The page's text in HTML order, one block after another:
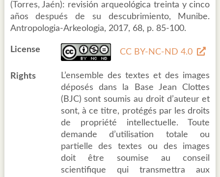
(Torres, Jaén): revisión arqueológica treinta y cinco
años después de su descubrimiento, Munibe.
Antropologia-Arkeologia, 2017, 68, p. 85-100.
License CC BY-NC-ND 4.0
Rights
L’ensemble des textes et des images
déposés dans la Base Jean Clottes
(BJC) sont soumis au droit d’auteur et
sont, à ce titre, protégés par les droits
de propriété intellectuelle. Toute
demande d’utilisation totale ou
partielle des textes ou des images
doit être soumise au conseil
scientifique qui transmettra aux